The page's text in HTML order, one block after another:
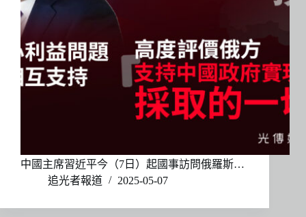
中國主席習近平今（7日）起國事訪問俄羅斯…
追光者報道
2025-05-07